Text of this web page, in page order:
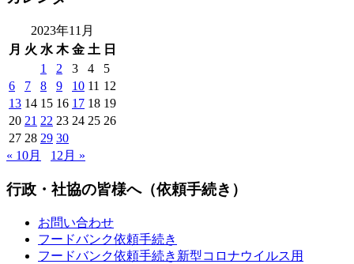
2023年11月
月 火 水 木 金 土 日
1
2 3 4
5
6
7 8 9 10 11 12
13 14 15 16 17 18 19
20 21 22 23 24 25 26
27 28 29 30
« 10月
12月 »
行政・社協の皆様へ（依頼手続き）
お問い合わせ
フードバンク依頼手続き
フードバンク依頼手続き新型コロナウイルス用